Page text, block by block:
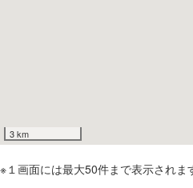
3 km
※１画面には最大50件まで表示されま